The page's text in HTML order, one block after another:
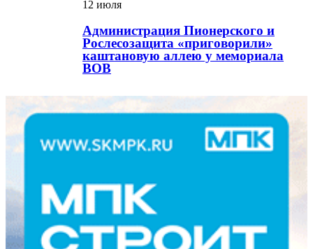
12 июля
Администрация Пионерского и
Рослесозащита «приговорили»
каштановую аллею у мемориала
ВОВ